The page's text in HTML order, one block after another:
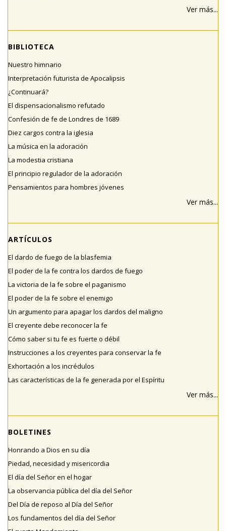
Ver más...
BIBLIOTECA
Nuestro himnario
Interpretación futurista de Apocalipsis
¿Continuará?
El dispensacionalismo refutado
Confesión de fe de Londres de 1689
Diez cargos contra la iglesia
La música en la adoración
La modestia cristiana
El principio regulador de la adoración
Pensamientos para hombres jóvenes
Ver más...
ARTÍCULOS
El dardo de fuego de la blasfemia
El poder de la fe contra los dardos de fuego
La victoria de la fe sobre el paganismo
El poder de la fe sobre el enemigo
Un argumento para apagar los dardos del maligno
El creyente debe reconocer la fe
Cómo saber si tu fe es fuerte o débil
Instrucciones a los creyentes para conservar la fe
Exhortación a los incrédulos
Las características de la fe generada por el Espíritu
Ver más...
BOLETINES
Honrando a Dios en su día
Piedad, necesidad y misericordia
El día del Señor en el hogar
La observancia pública del día del Señor
Del Día de reposo al Día del Señor
Los fundamentos del día del Señor